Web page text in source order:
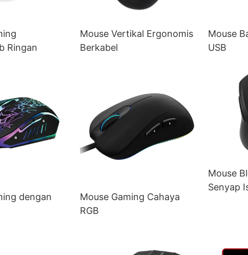
Ringan
Mouse Vertikal Ergonomis
Berkabel
Mouse
USB
dengan
Mouse Gaming Cahaya
RGB
Mouse
Senyap